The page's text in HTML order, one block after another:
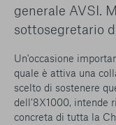
Cookie di analisi
generale AVSI.
sottosegretario
Un'occasione
quale è attiva una
scelto di sostenere
dell’8X1000, intende
concreta di tutta la